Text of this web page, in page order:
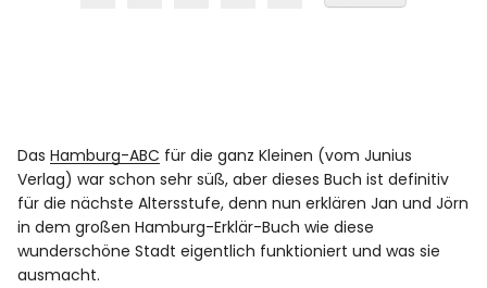
DasHamburg-ABC für die ganz Kleinen (vom Junius
Verlag) war schon sehr süß, aber dieses Buch ist definitiv
für die nächste Altersstufe, denn nun erklären Jan und Jörn
in dem großen Hamburg-Erklär-Buch wie diese
wunderschöne Stadt eigentlich funktioniert und was sie
ausmacht.